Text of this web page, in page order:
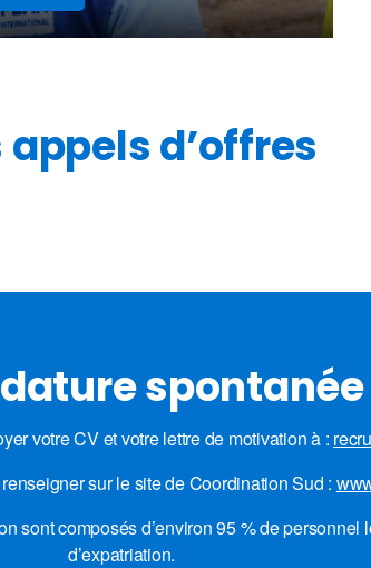
appels d’offres
spontanée
votre CV et votre lettre de motivation à :
sur le site de Coordination Sud :
sont composés d’environ 95 % de
d’expatriation.